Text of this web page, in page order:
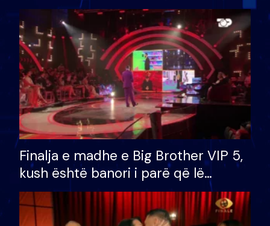
Finalja e madhe e Big Brother VIP 5,
kush është banori i parë që lë
shtëpinë dhe humb mundësinë për
të fituar çmimin e madh